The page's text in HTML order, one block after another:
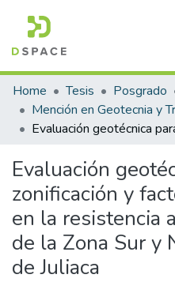
Communities & Collections
All of DSpace
Statistics
Home Tesis Posgrado
Evaluación
zonificación y
en la resistencia
de la Zona Sur y
de Juliaca